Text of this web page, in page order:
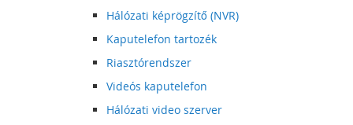
Hálózati képrögzítő (NVR)
Kaputelefon tartozék
Riasztórendszer
Videós kaputelefon
Hálózati video szerver